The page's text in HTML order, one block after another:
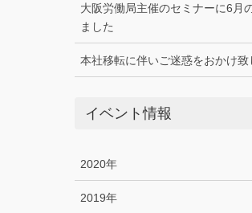
大阪労働局主催のセミナーに6月
ました
本社移転に伴いご迷惑をおかけ致
イベント情報
2020年
2019年